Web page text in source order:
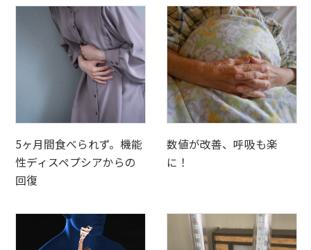
5ヶ月間食べられず。機能
性ディスペプシアからの
回復
数値が改善、呼吸も楽
に！